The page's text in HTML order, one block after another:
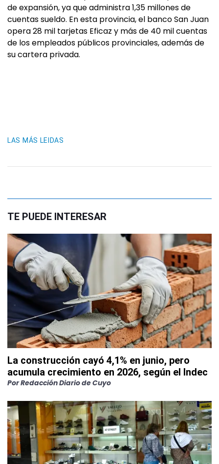
de expansión, ya que administra 1,35 millones de
cuentas sueldo. En esta provincia, el banco San Juan
opera 28 mil tarjetas Eficaz y más de 40 mil cuentas
de los empleados públicos provinciales, además de
su cartera privada.
LAS MÁS LEIDAS
TE PUEDE INTERESAR
La construcción cayó 4,1% en junio, pero
acumula crecimiento en 2026, según el Indec
PorRedacción Diario de Cuyo